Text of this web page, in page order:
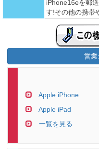
iPhone16eを郵
す!その他の携帯
営業
Apple iPhone
Apple iPad
一覧を見る